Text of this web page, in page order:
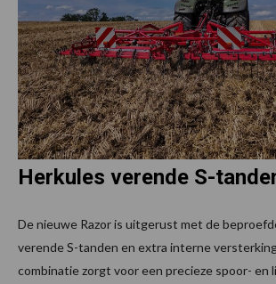
Herkules verende S-
De nieuwe Razor is uitgerust met de
verende S-tanden en extra interne
combinatie zorgt voor een precieze spoor- en